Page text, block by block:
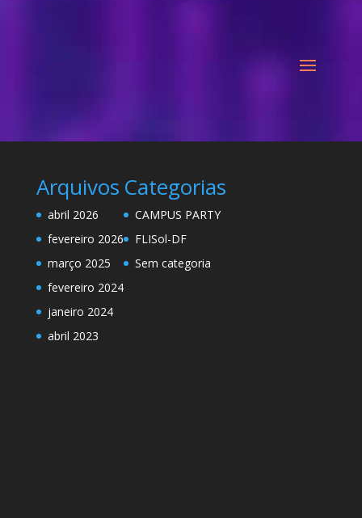
Arquivos
abril 2026
fevereiro 2026
março 2025
fevereiro 2024
janeiro 2024
abril 2023
Categorias
CAMPUS PARTY
FLISol-DF
Sem categoria